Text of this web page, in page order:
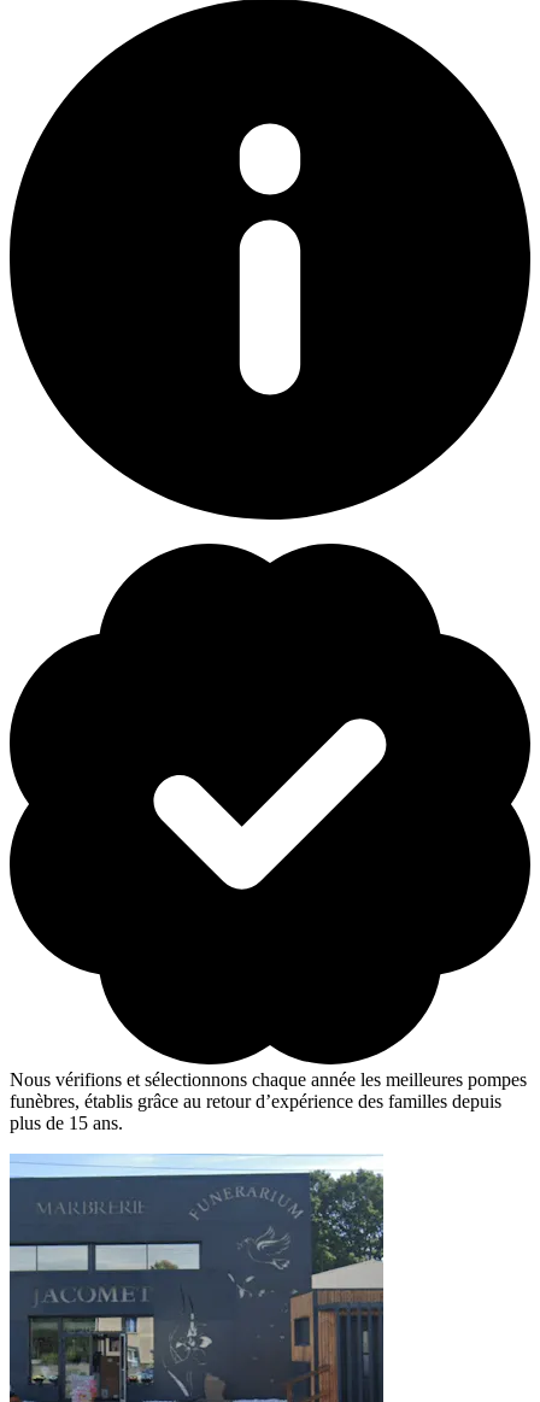
Nous vérifions et sélectionnons chaque année les meilleures pompes
funèbres, établis grâce au retour d’expérience des familles depuis
plus de 15 ans.